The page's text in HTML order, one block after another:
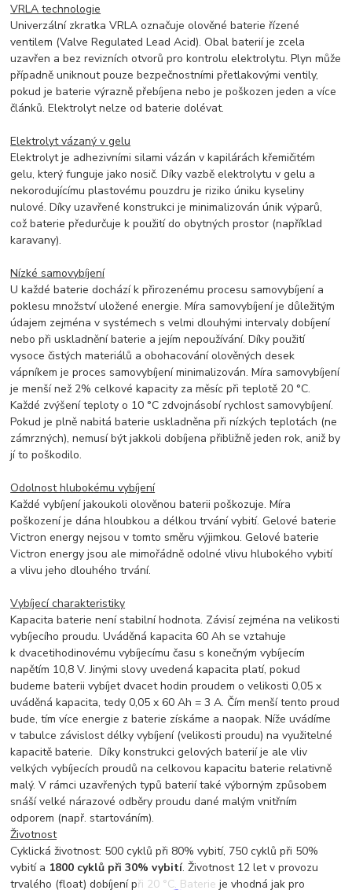
VRLA technologie
Univerzální zkratka VRLA označuje olověné baterie řízené
ventilem (Valve Regulated Lead Acid). Obal baterií je zcela
uzavřen a bez revizních otvorů pro kontrolu elektrolytu. Plyn může
případně uniknout pouze bezpečnostními přetlakovými ventily,
pokud je baterie výrazně přebíjena nebo je poškozen jeden a více
článků. Elektrolyt nelze od baterie dolévat.
Elektrolyt vázaný v gelu
Elektrolyt je adhezivními silami vázán v kapilárách křemičitém
gelu, který funguje jako nosič. Díky vazbě elektrolytu v gelu a
nekorodujícímu plastovému pouzdru je riziko úniku kyseliny
nulové. Díky uzavřené konstrukci je minimalizován únik výparů,
což baterie předurčuje k použití do obytných prostor (například
karavany).
Nízké samovybíjení
U každé baterie dochází k přirozenému procesu samovybíjení a
poklesu množství uložené energie. Míra samovybíjení je důležitým
údajem zejména v systémech s velmi dlouhými intervaly dobíjení
nebo při uskladnění baterie a jejím nepoužívání. Díky použití
vysoce čistých materiálů a obohacování olověných desek
vápníkem je proces samovybíjení minimalizován. Míra samovybíjení
je menší než 2% celkové kapacity za měsíc při teplotě 20 °C.
Každé zvýšení teploty o 10 °C zdvojnásobí rychlost samovybíjení.
Pokud je plně nabitá baterie uskladněna při nízkých teplotách (ne
zámrzných), nemusí být jakkoli dobíjena přibližně jeden rok, aniž by
jí to poškodilo.
Odolnost hlubokému vybíjení
Každé vybíjení jakoukoli olověnou baterii poškozuje. Míra
poškození je dána hloubkou a délkou trvání vybití. Gelové baterie
Victron energy nejsou v tomto směru výjimkou. Gelové baterie
Victron energy jsou ale mimořádně odolné vlivu hlubokého vybití
a vlivu jeho dlouhého trvání.
Vybíjecí charakteristiky
Kapacita baterie není stabilní hodnota. Závisí zejména na velikosti
vybíjecího proudu. Uváděná kapacita 60 Ah se vztahuje
k dvacetihodinovému vybíjecímu času s konečným vybíjecím
napětím 10,8 V. Jinými slovy uvedená kapacita platí, pokud
budeme baterii vybíjet dvacet hodin proudem o velikosti 0,05 x
uváděná kapacita, tedy 0,05 x 60 Ah = 3 A. Čím menší tento proud
bude, tím více energie z baterie získáme a naopak. Níže uvádíme
v tabulce závislost délky vybíjení (velikosti proudu) na využitelné
kapacitě baterie. Díky konstrukci gelových baterií je ale vliv
velkých vybíjecích proudů na celkovou kapacitu baterie relativně
malý. V rámci uzavřených typů baterií také výborným způsobem
snáší velké nárazové odběry proudu dané malým vnitřním
odporem (např. startováním).
Životnost
Cyklická životnost: 500 cyklů při 80% vybití, 750 cyklů při 50%
vybití a 1800 cyklů při 30% vybití. Životnost 12 let v provozu
trvalého (float) dobíjení při 20 °C. Baterie je vhodná jak pro